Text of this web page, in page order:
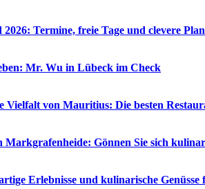
Termine, freie Tage und clevere
Mr. Wu in Lübeck im Check
Vielfalt von Mauritius: Die besten
Markgrafenheide: Gönnen Sie sich
Erlebnisse und kulinarische Genüsse